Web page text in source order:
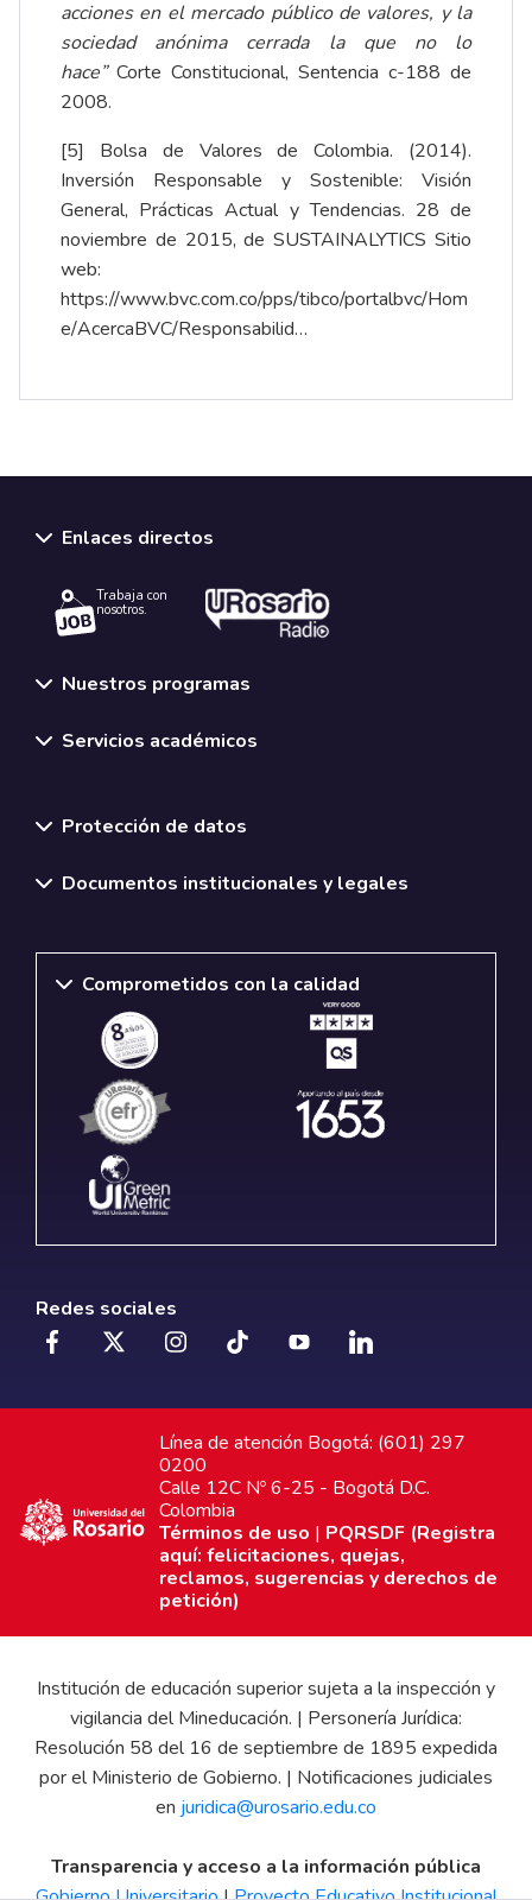
acciones en el mercado público de valores, y la
sociedad anónima cerrada la que no lo
hace” Corte Constitucional, Sentencia c-188 de
2008.
[5] Bolsa de Valores de Colombia. (2014).
Inversión Responsable y Sostenible: Visión
General, Prácticas Actual y Tendencias. 28 de
noviembre de 2015, de SUSTAINALYTICS Sitio
web:
https://www.bvc.com.co/pps/tibco/portalbvc/Hom
e/AcercaBVC/Responsabilid…
Enlaces directos
Trabaja con
nosotros.
Nuestros programas
Servicios académicos
Protección de datos
Documentos institucionales y legales
Comprometidos con la calidad
Redes sociales
Línea de atención Bogotá: (601) 297
0200
Calle 12C Nº 6-25 - Bogotá D.C.
Colombia
Términos de uso | PQRSDF (Registra
aquí: felicitaciones, quejas,
reclamos, sugerencias y derechos de
petición)
Institución de educación superior sujeta a la inspección y
vigilancia del Mineducación. | Personería Jurídica:
Resolución 58 del 16 de septiembre de 1895 expedida
por el Ministerio de Gobierno. | Notificaciones judiciales
en juridica@urosario.edu.co
Transparencia y acceso a la información pública